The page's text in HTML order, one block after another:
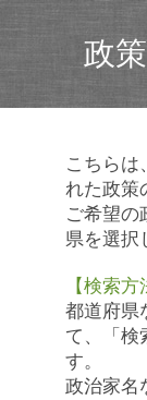
政
こちらは
れた政策
ご希望の
県を選択
【検索方
都道府県
て、「検
す。
政治家名